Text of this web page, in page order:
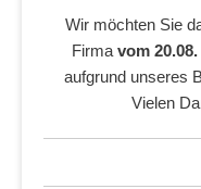
Wir möchten Sie
Firma vom
aufgrund unseres
Vielen